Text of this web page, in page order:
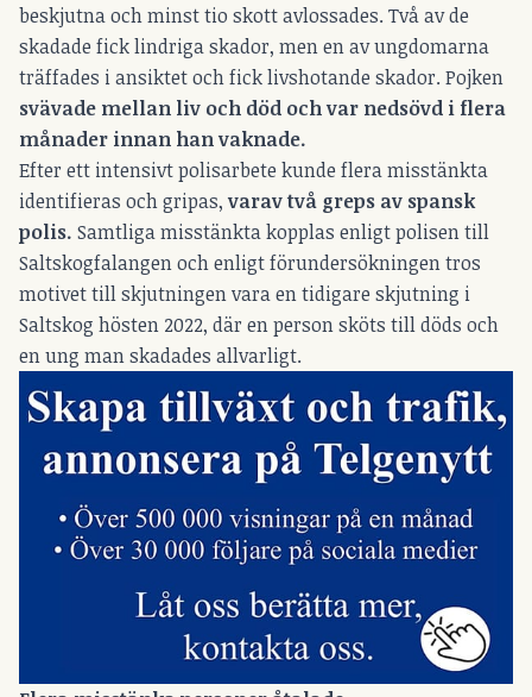
beskjutna och minst tio skott avlossades. Två av de
skadade fick lindriga skador, men en av ungdomarna
träffades i ansiktet och fick livshotande skador. Pojken
svävade mellan liv och död och var nedsövd i flera
månader innan han vaknade.
Efter ett intensivt polisarbete kunde flera misstänkta
identifieras och gripas, varav två greps av spansk
polis. Samtliga misstänkta kopplas enligt polisen till
Saltskogfalangen och enligt förundersökningen tros
motivet till skjutningen vara en tidigare skjutning i
Saltskog hösten 2022, där en person sköts till döds och
en ung man skadades allvarligt.